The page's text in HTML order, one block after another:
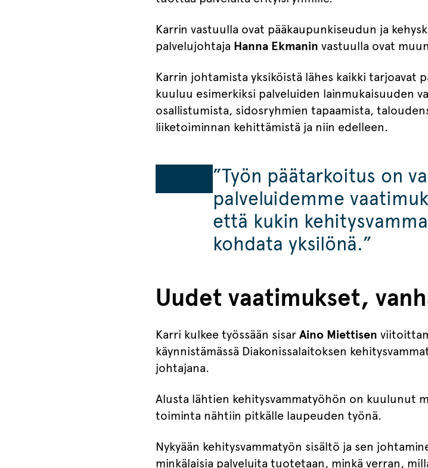
Karrin vastuulla ovat pääkaupunkiseudun ja
palvelujohtaja Hanna Ekmanin vastuulla ovat
Karrin johtamista yksiköistä lähes kaikki tarjoavat
kuuluu esimerkiksi palveluiden lainmukaisuuden
osallistumista, sidosryhmien tapaamista,
liiketoiminnan kehittämistä ja niin edelleen.
”Työn päätarkoitus on
palveluidemme
että kukin
kohdata yksilönä.”
Uudet vaatimukset,
Karri kulkee työssään sisar Aino Miettisen
käynnistämässä Diakonissalaitoksen
johtajana.
Alusta lähtien kehitysvammatyöhön on kuulunut
toiminta nähtiin pitkälle laupeuden työnä.
Nykyään kehitysvammatyön sisältö ja sen
minkälaisia palveluita tuotetaan, minkä verran,